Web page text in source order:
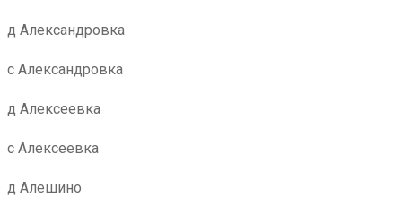
д Александровка
с Александровка
д Алексеевка
с Алексеевка
д Алешино